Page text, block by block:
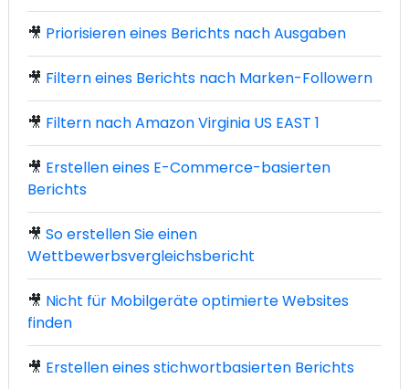
🎥 Priorisieren eines Berichts nach Ausgaben
🎥 Filtern eines Berichts nach Marken-Followern
🎥 Filtern nach Amazon Virginia US EAST 1
🎥 Erstellen eines E-Commerce-basierten
Berichts
🎥 So erstellen Sie einen
Wettbewerbsvergleichsbericht
🎥 Nicht für Mobilgeräte optimierte Websites
finden
🎥 Erstellen eines stichwortbasierten Berichts